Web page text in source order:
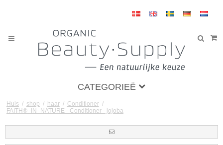
CATEGORIEË
Huis / shop / haar / Conditioner /
FAITH® -IN- NATURE - Conditioner - jojoba